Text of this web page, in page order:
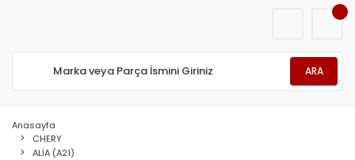
ARA
Anasayfa
CHERY
ALİA (A21)